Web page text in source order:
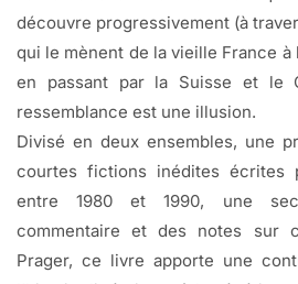
découvre progressivement (à
qui le mènent de la vieille France
en passant par la Suisse et le
ressemblance est une illusion.
Divisé en deux ensembles, une
courtes fictions inédites écrites
entre 1980 et 1990, une
commentaire et des notes sur
Prager, ce livre apporte une